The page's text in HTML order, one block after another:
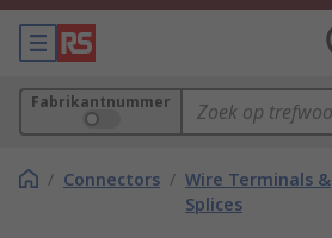
Fabrikantnummer
/ Connectors / Wire Terminals &
Splices